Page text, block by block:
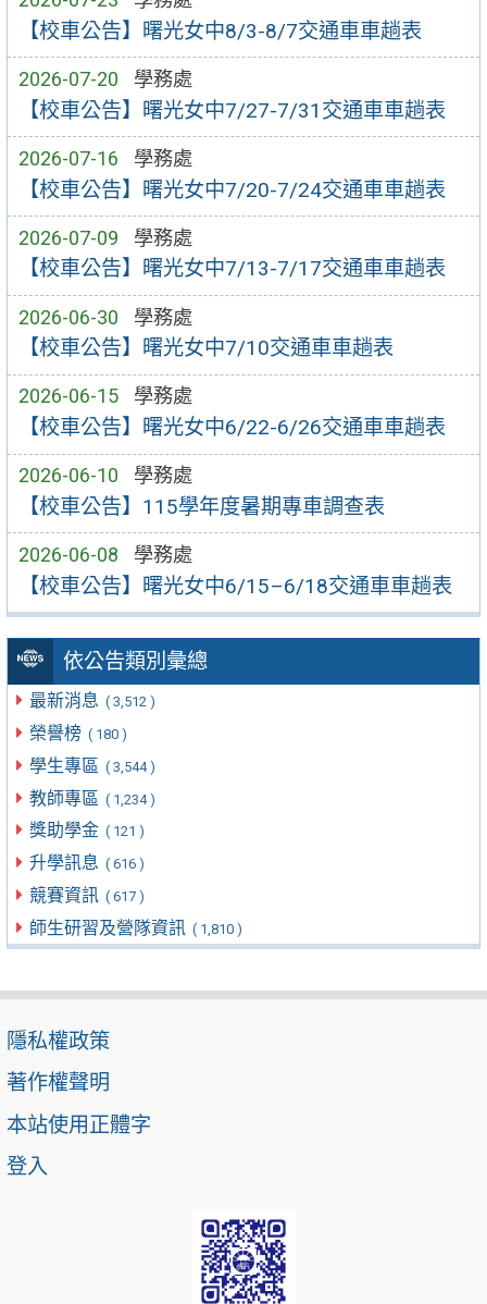
【校車公告】曙光女中8/3-8/7交通車車趟表
2026-07-20 學務處
【校車公告】曙光女中7/27-7/31交通車車趟表
2026-07-16 學務處
【校車公告】曙光女中7/20-7/24交通車車趟表
2026-07-09 學務處
【校車公告】曙光女中7/13-7/17交通車車趟表
2026-06-30 學務處
【校車公告】曙光女中7/10交通車車趟表
2026-06-15 學務處
【校車公告】曙光女中6/22-6/26交通車車趟表
2026-06-10 學務處
【校車公告】115學年度暑期專車調查表
2026-06-08 學務處
【校車公告】曙光女中6/15–6/18交通車車趟表
依公告類別彙總
最新消息 ( 3,512 )
榮譽榜 ( 180 )
學生專區 ( 3,544 )
教師專區 ( 1,234 )
獎助學金 ( 121 )
升學訊息 ( 616 )
競賽資訊 ( 617 )
師生研習及營隊資訊 ( 1,810 )
隱私權政策
著作權聲明
本站使用正體字
登入